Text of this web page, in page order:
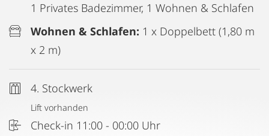
1 Privates Badezimmer, 1 Wohnen & Schlafen
Wohnen & Schlafen: 1 x Doppelbett (1,80 m
x 2 m)
4. Stockwerk
Lift vorhanden
Check-in 11:00 - 00:00 Uhr